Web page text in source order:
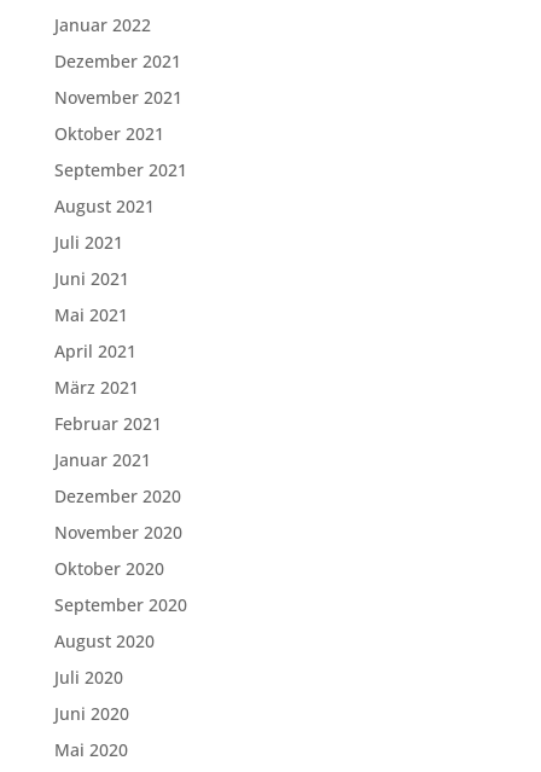
Januar 2022
Dezember 2021
November 2021
Oktober 2021
September 2021
August 2021
Juli 2021
Juni 2021
Mai 2021
April 2021
März 2021
Februar 2021
Januar 2021
Dezember 2020
November 2020
Oktober 2020
September 2020
August 2020
Juli 2020
Juni 2020
Mai 2020